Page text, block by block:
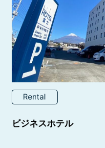
Rental
ビジネスホテル